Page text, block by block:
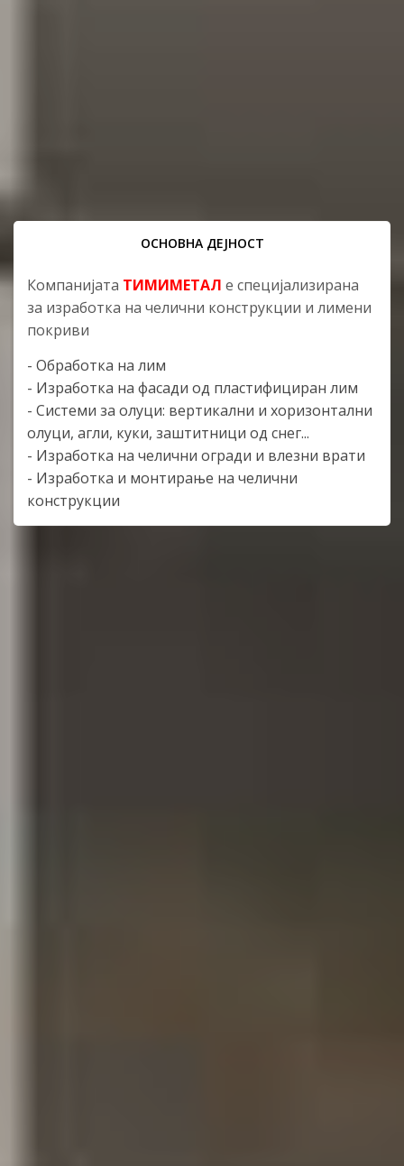
ОСНОВНА ДЕЈНОСТ
Компанијата ТИМИМЕТАЛ е специјализирана
за изработка на челични конструкции и лимени
покриви
- Обработка на лим
- Изработка на фасади од пластифициран лим
- Системи за олуци: вертикални и хоризонтални
олуци, агли, куки, заштитници од снег...
- Изработка на челични огради и влезни врати
- Изработка и монтирање на челични
конструкции